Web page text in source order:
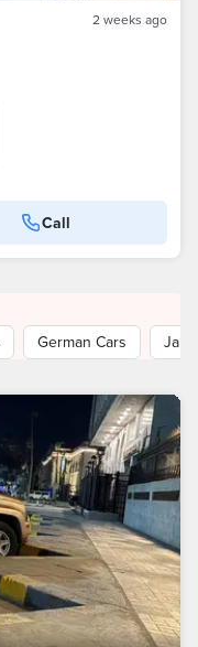
2 weeks ago
Call
German Cars